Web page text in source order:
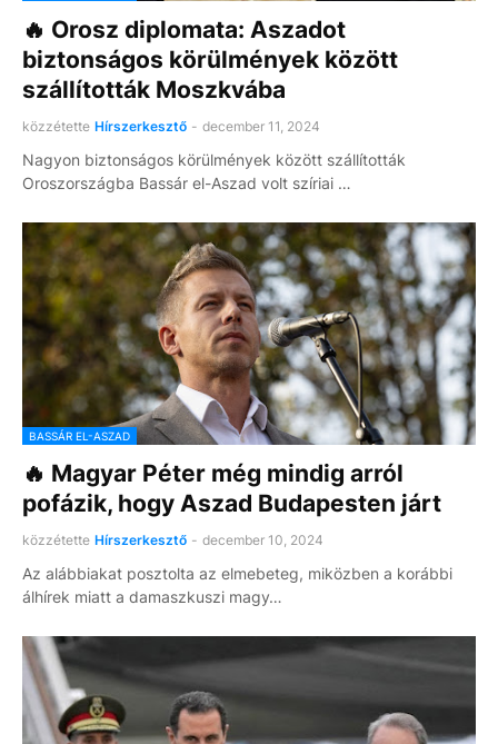
🔥 Orosz diplomata: Aszadot
biztonságos körülmények között
szállították Moszkvába
közzétette Hírszerkesztő - december 11, 2024
Nagyon biztonságos körülmények között szállították
Oroszországba Bassár el-Aszad volt szíriai …
BASSÁR EL-ASZAD
🔥 Magyar Péter még mindig arról
pofázik, hogy Aszad Budapesten járt
közzétette Hírszerkesztő - december 10, 2024
Az alábbiakat posztolta az elmebeteg, miközben a korábbi
álhírek miatt a damaszkuszi magy…